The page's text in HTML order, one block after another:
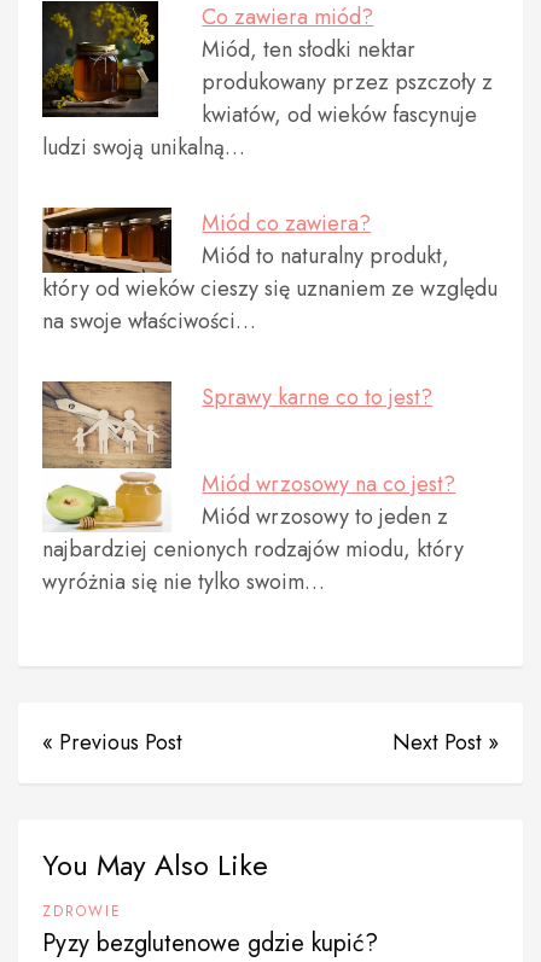
Co zawiera miód?
Miód, ten słodki nektar
produkowany przez pszczoły z
kwiatów, od wieków fascynuje
ludzi swoją unikalną…
Miód co zawiera?
Miód to naturalny produkt,
który od wieków cieszy się uznaniem ze względu
na swoje właściwości…
Sprawy karne co to jest?
Miód wrzosowy na co jest?
Miód wrzosowy to jeden z
najbardziej cenionych rodzajów miodu, który
wyróżnia się nie tylko swoim…
« Previous Post Next Post »
You May Also Like
ZDROWIE
Pyzy bezglutenowe gdzie kupić?